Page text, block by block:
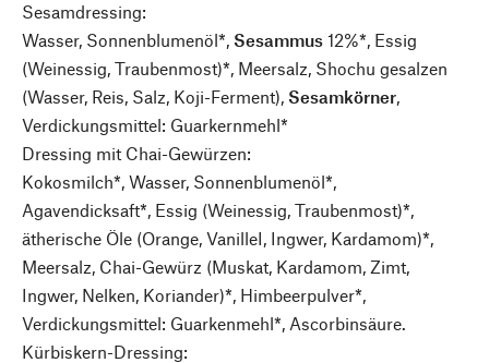
Sesamdressing:
Wasser, Sonnenblumenöl*, Sesammus 12%*, Essig
(Weinessig, Traubenmost)*, Meersalz, Shochu gesalzen
(Wasser, Reis, Salz, Koji-Ferment), Sesamkörner,
Verdickungsmittel: Guarkernmehl*
Dressing mit Chai-Gewürzen:
Kokosmilch*, Wasser, Sonnenblumenöl*,
Agavendicksaft*, Essig (Weinessig, Traubenmost)*,
ätherische Öle (Orange, VanilleI, Ingwer, Kardamom)*,
Meersalz, Chai-Gewürz (Muskat, Kardamom, Zimt,
Ingwer, Nelken, Koriander)*, Himbeerpulver*,
Verdickungsmittel: Guarkenmehl*, Ascorbinsäure.
Kürbiskern-Dressing: